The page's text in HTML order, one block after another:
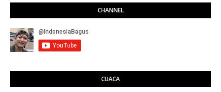
CHANNEL
CUACA